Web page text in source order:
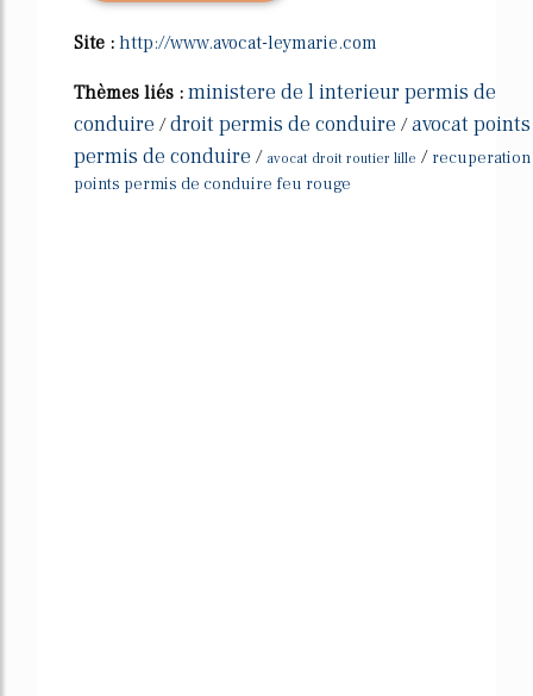
Site : http://www.avocat-leymarie.com
Thèmes liés : ministere de l interieur permis de
conduire /droit permis de conduire /avocat points
permis de conduire / avocat droit routier lille / recuperation
points permis de conduire feu rouge